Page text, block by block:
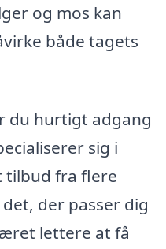
og mos kan
både tagets
du hurtigt adgang
sig i
tilbud fra flere
der passer dig
lettere at få